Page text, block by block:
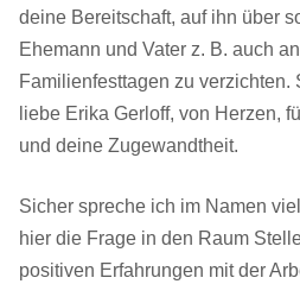
deine Bereitschaft, auf ihn über
Ehemann und Vater z. B. auch
Familienfesttagen zu verzichten.
liebe Erika Gerloff, von Herzen,
und deine Zugewandtheit.
Sicher spreche ich im Namen
hier die Frage in den Raum
positiven Erfahrungen mit der